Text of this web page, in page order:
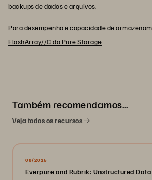
backups de dados e arquivos.
Para desempenho e capacidade de
FlashArray//C da Pure Storage
Também recomendamos…
Veja todos os recursos
08/2026
Everpure and Rubrik: Unstructured